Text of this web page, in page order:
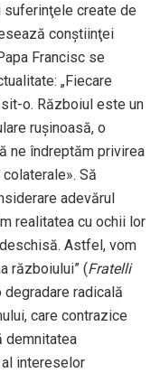
suferinţele create de
conștiinţei
Francisc se
„Fiecare
o. Războiul este un
rușinoasă, o
ne îndreptăm privirea
Să
adevărul
realitatea cu ochii lor
Astfel, vom
războiului” (Fratelli
radicală
care contrazice
demnitatea
intereselor